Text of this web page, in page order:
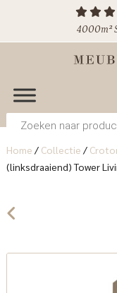
4000m²
Producten
zoeken
Home / Collectie /
(linksdraaiend) Tower